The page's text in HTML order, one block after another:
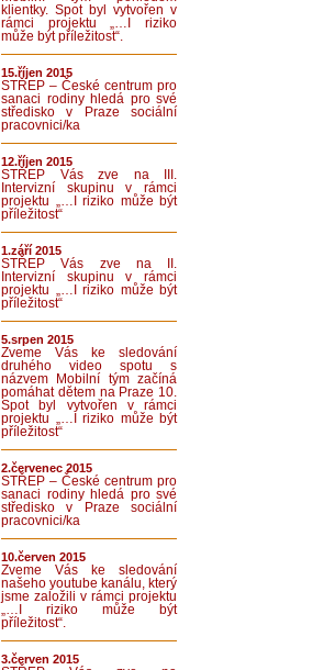
klientky. Spot byl vytvořen v
rámci projektu „…I riziko
může být příležitost“.
15.říjen 2015
STŘEP – České centrum pro
sanaci rodiny hledá pro své
středisko v Praze sociální
pracovnici/ka
12.říjen 2015
STŘEP Vás zve na III.
Intervizní skupinu v rámci
projektu „…I riziko může být
příležitost“
1.září 2015
STŘEP Vás zve na II.
Intervizní skupinu v rámci
projektu „…I riziko může být
příležitost“
5.srpen 2015
Zveme Vás ke sledování
druhého video spotu s
názvem Mobilní tým začíná
pomáhat dětem na Praze 10.
Spot byl vytvořen v rámci
projektu „…I riziko může být
příležitost“
2.červenec 2015
STŘEP – České centrum pro
sanaci rodiny hledá pro své
středisko v Praze sociální
pracovnici/ka
10.červen 2015
Zveme Vás ke sledování
našeho youtube kanálu, který
jsme založili v rámci projektu
„…I riziko může být
příležitost“.
3.červen 2015